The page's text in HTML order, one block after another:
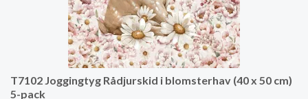
T7102 Joggingtyg Rådjurskid i blomsterhav (40 x 50 cm)
5-pack